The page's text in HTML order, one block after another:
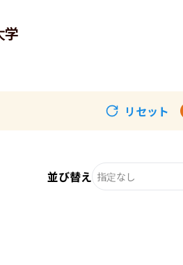
学
リセット
並び替え 指定なし